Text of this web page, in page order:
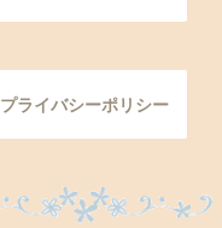
プライバシーポリシー